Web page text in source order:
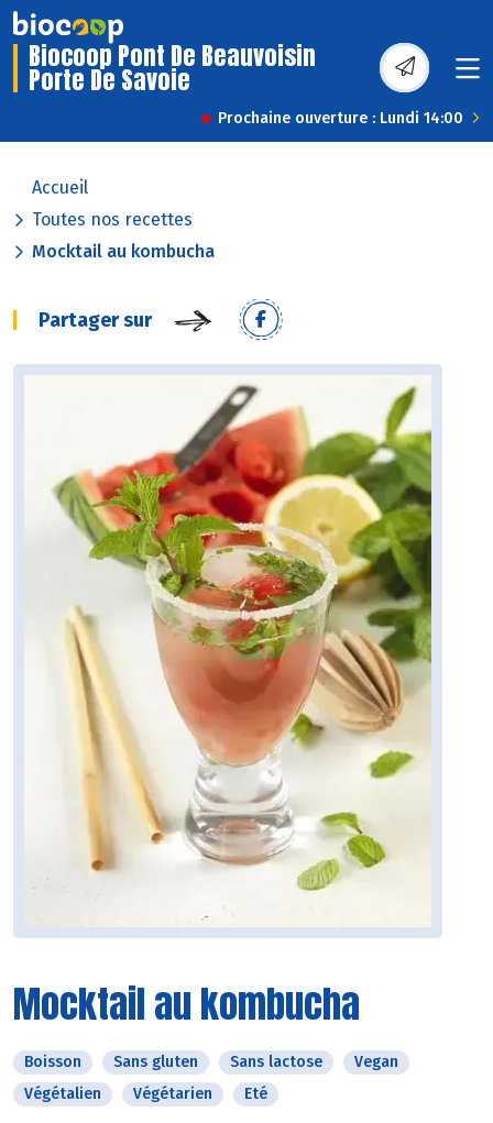
Biocoop Pont De Beauvoisin
Porte De Savoie
Prochaine ouverture : Lundi 14:00
Accueil
Toutes nos recettes
Mocktail au kombucha
Partager sur
Mocktail au kombucha
Boisson Sans gluten Sans lactose
Vegan
Végétalien
Végétarien Eté